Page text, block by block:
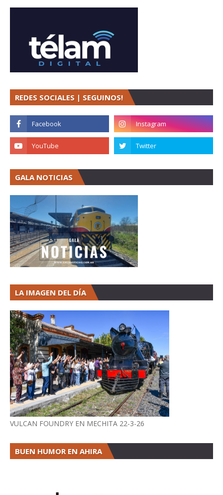
REDES SOCIALES | SEGUINOS!
GALA NOTICIAS
LA IMAGEN DEL DÍA
VULCAN FOUNDRY EN MECHITA 22-3-26
BUEN HUMOR EN AHIRA